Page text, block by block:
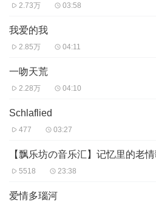
2.73万 03:58
我爱的我
2.85万 04:11
一吻天荒
2.28万 04:10
Schlaflied
477 03:27
【飘乐坊の音乐汇】记忆里的老
5518 23:38
爱情多瑙河